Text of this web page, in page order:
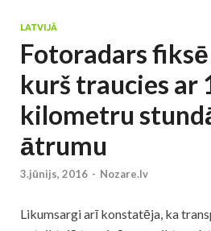
LATVIJĀ
Fotoradars fiksē
kurš traucies ar
kilometru
ātrumu
3.jūnijs, 2016 - Nozare.lv
Likumsargi arī konstatēja, ka